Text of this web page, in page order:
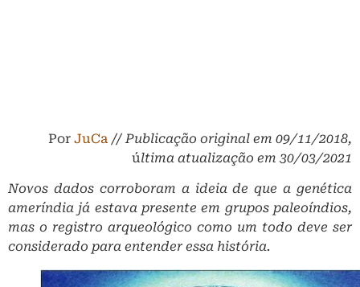
Por JuCa // Publicação original em 09/11/2018,
última atualização em 30/03/2021
Novos dados corroboram a ideia de que a genética
ameríndia já estava presente em grupos paleoíndios,
mas o registro arqueológico como um todo deve ser
considerado para entender essa história.